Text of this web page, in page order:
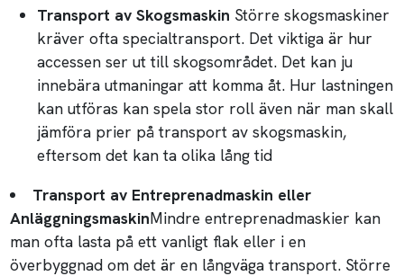
Transport av Skogsmaskin Större skogsmaskiner
kräver ofta specialtransport. Det viktiga är hur
accessen ser ut till skogsområdet. Det kan ju
innebära utmaningar att komma åt. Hur lastningen
kan utföras kan spela stor roll även när man skall
jämföra prier på transport av skogsmaskin,
eftersom det kan ta olika lång tid
Transport av Entreprenadmaskin eller
AnläggningsmaskinMindre entreprenadmaskier kan
man ofta lasta på ett vanligt flak eller i en
överbyggnad om det är en långväga transport. Större